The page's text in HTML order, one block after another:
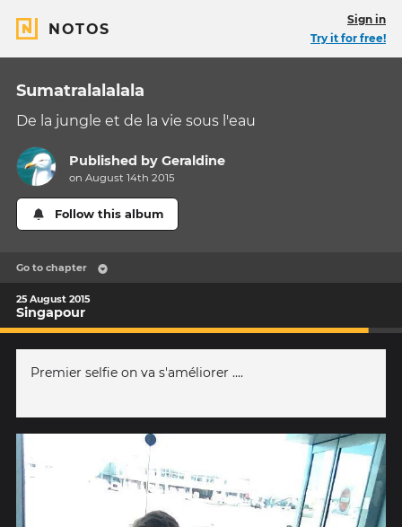
NOTOS
Sign in
Try it for free!
Sumatralalalala
De la jungle et de la vie sous l'eau
Published byGeraldine
on August 14th 2015
Follow this album
Go to chapter
25 August 2015
Singapour
Premier selfie on va s'améliorer ....